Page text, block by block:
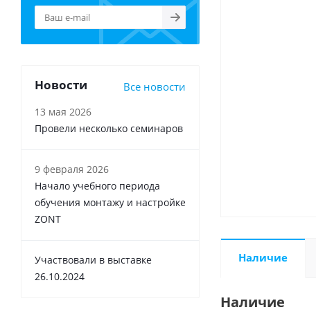
Наличие
Наличие
Новости Все новости
13 мая 2026
Провели несколько семинаров
9 февраля 2026
Начало учебного периода
обучения монтажу и настройке
ZONT
Участвовали в выставке
26.10.2024